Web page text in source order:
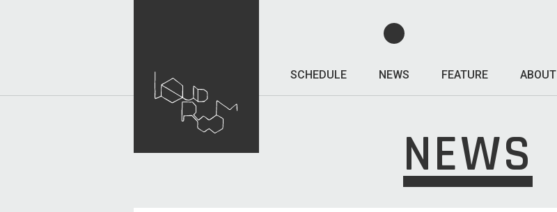
SCHEDULE NEWS FEATURE ABOUT
NEWS